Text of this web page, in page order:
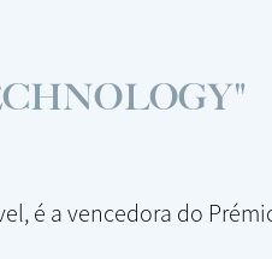
é a vencedora do